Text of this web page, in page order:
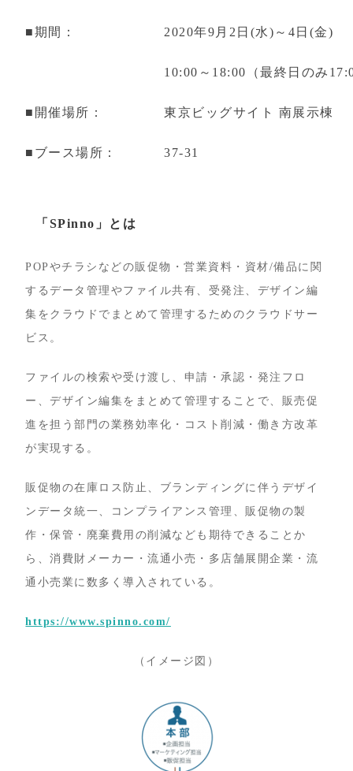
■期間： 2020年9月2日(水)～4日(金)
10:00～18:00（最終日のみ
■開催場所： 東京ビッグサイト 南展示棟
■ブース場所： 37-31
「SPinno」とは
POPやチラシなどの販促物・営業資料・資材/備品に関
するデータ管理やファイル共有、受発注、デザイン編
集をクラウドでまとめて管理するためのクラウドサー
ビス。
ファイルの検索や受け渡し、申請・承認・発注フロ
ー、デザイン編集をまとめて管理することで、販売促
進を担う部門の業務効率化・コスト削減・働き方改革
が実現する。
販促物の在庫ロス防止、ブランディングに伴うデザイ
ンデータ統一、コンプライアンス管理、販促物の製
作・保管・廃棄費用の削減なども期待できることか
ら、消費財メーカー・流通小売・多店舗展開企業・流
通小売業に数多く導入されている。
https://www.spinno.com/
（イメージ図）